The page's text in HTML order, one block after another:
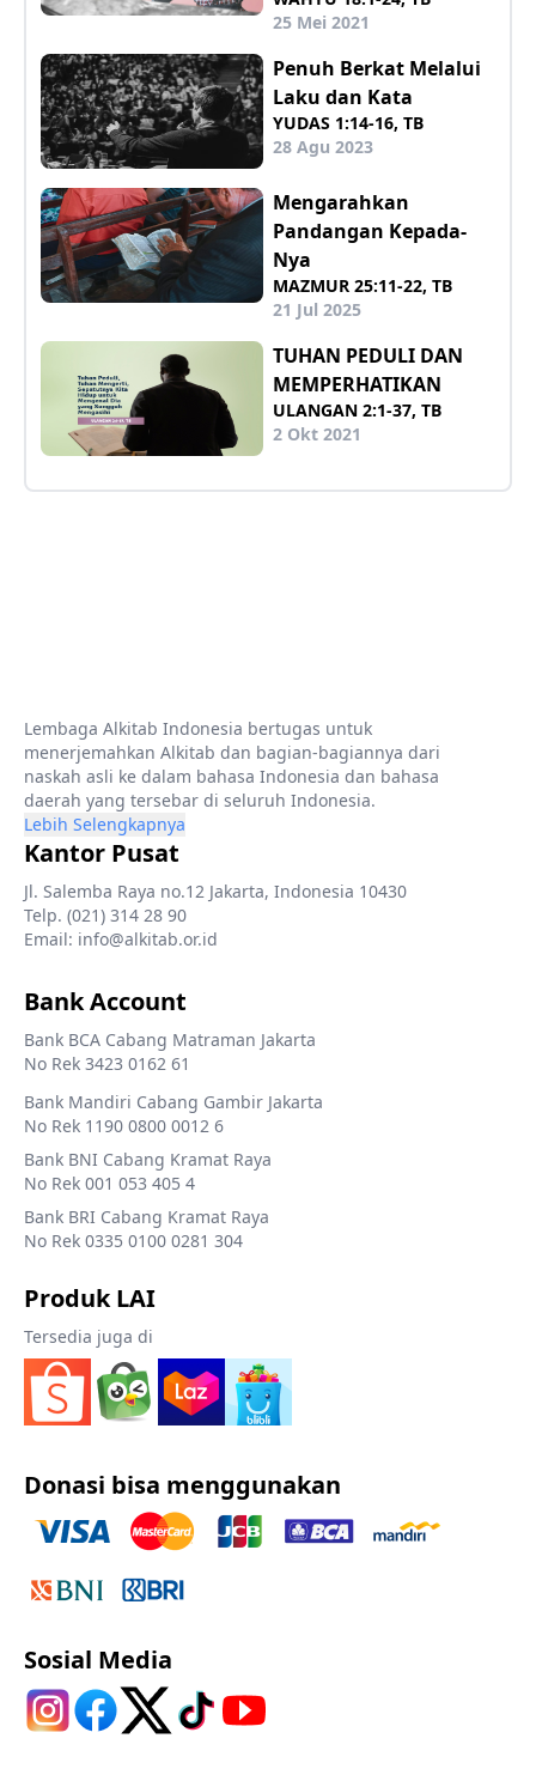
25 Mei 2021
Penuh Berkat Melalui
Laku dan Kata
YUDAS 1:14-16, TB
28 Agu 2023
Mengarahkan
Pandangan Kepada-
Nya
MAZMUR 25:11-22, TB
21 Jul 2025
TUHAN PEDULI DAN
MEMPERHATIKAN
ULANGAN 2:1-37, TB
2 Okt 2021
Lembaga Alkitab Indonesia bertugas untuk
menerjemahkan Alkitab dan bagian-bagiannya dari
naskah asli ke dalam bahasa Indonesia dan bahasa
daerah yang tersebar di seluruh Indonesia.
Lebih Selengkapnya
Kantor Pusat
Jl. Salemba Raya no.12 Jakarta, Indonesia 10430
Telp. (021) 314 28 90
Email: info@alkitab.or.id
Bank Account
Bank BCA Cabang Matraman Jakarta
No Rek 3423 0162 61
Bank Mandiri Cabang Gambir Jakarta
No Rek 1190 0800 0012 6
Bank BNI Cabang Kramat Raya
No Rek 001 053 405 4
Bank BRI Cabang Kramat Raya
No Rek 0335 0100 0281 304
Produk LAI
Tersedia juga di
Donasi bisa menggunakan
Sosial Media